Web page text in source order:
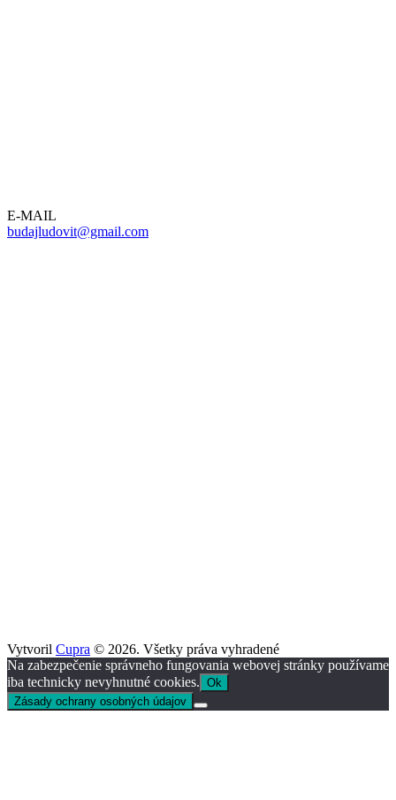
E-MAIL
budajludovit@gmail.com
Vytvoril Cupra © 2026. Všetky práva vyhradené
Na zabezpečenie správneho fungovania webovej stránky používame
iba technicky nevyhnutné cookies. Ok
Zásady ochrany osobných údajov